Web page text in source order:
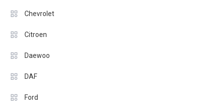
Chevrolet
Citroen
Daewoo
DAF
Ford